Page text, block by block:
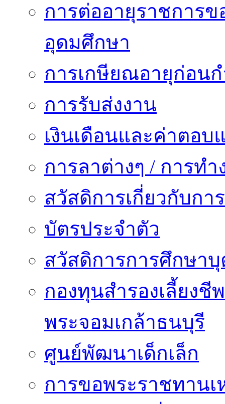
การต่ออายุราชการ
อุดมศึกษา
การเกษียณอายุก่อน
การรับส่งงาน
เงินเดือนและค่าตอบ
การลาต่างๆ / การทำ
สวัสดิการเกี่ยวกับกา
บัตรประจำตัว
สวัสดิการการศึกษาบุ
กองทุนสำรองเลี้ยง
พระจอมเกล้าธนบุรี
ศูนย์พัฒนาเด็กเล็ก
การขอพระราชทาน